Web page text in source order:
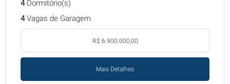
4Dormitório(s)
4Vagas de Garagem
R$ 6.900.000,00
Mais Detalhes